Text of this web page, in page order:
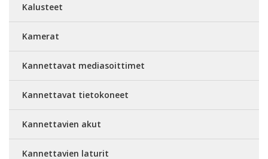
Kalusteet
Kamerat
Kannettavat mediasoittimet
Kannettavat tietokoneet
Kannettavien akut
Kannettavien laturit